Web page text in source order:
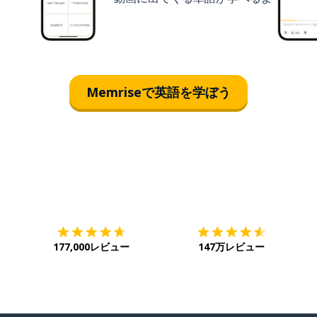
Memriseで英語を学ぼう
177,000レビュー 147万レビュー